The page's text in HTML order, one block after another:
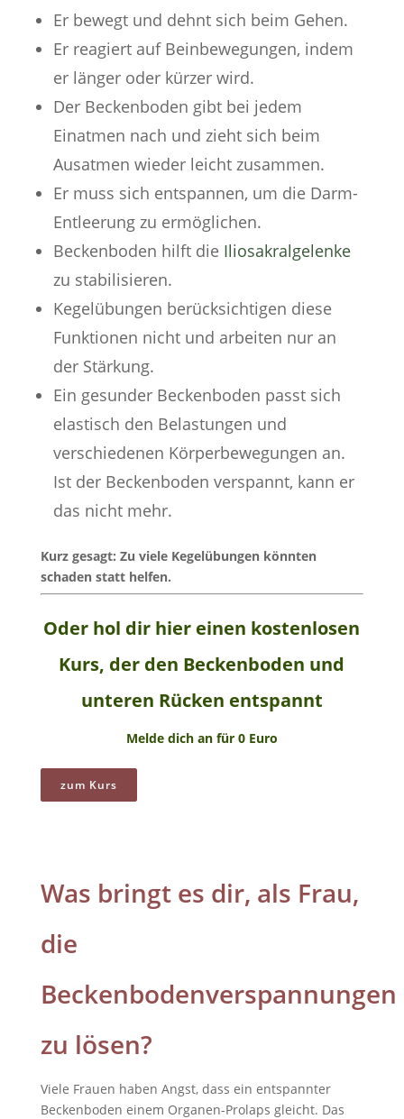
Er bewegt und dehnt sich beim Gehen.
Er reagiert auf Beinbewegungen, indem
er länger oder kürzer wird.
Der Beckenboden gibt bei jedem
Einatmen nach und zieht sich beim
Ausatmen wieder leicht zusammen.
Er muss sich entspannen, um die Darm-
Entleerung zu ermöglichen.
Beckenboden hilft die Iliosakralgelenke
zu stabilisieren.
Kegelübungen berücksichtigen diese
Funktionen nicht und arbeiten nur an
der Stärkung.
Ein gesunder Beckenboden passt sich
elastisch den Belastungen und
verschiedenen Körperbewegungen an.
Ist der Beckenboden verspannt, kann er
das nicht mehr.
Kurz gesagt: Zu viele Kegelübungen könnten
schaden statt helfen.
Oder hol dir hier einen kostenlosen
Kurs, der den Beckenboden und
unteren Rücken entspannt
Melde dich an für 0 Euro
zum Kurs
Was bringt es dir, als Frau,
die
Beckenbodenverspannungen
zu lösen?
Viele Frauen haben Angst, dass ein entspannter
Beckenboden einem Organen-Prolaps gleicht. Das